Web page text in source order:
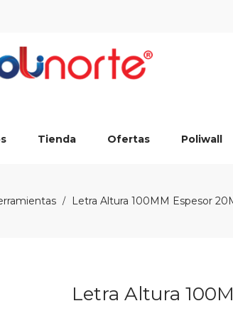
Tienda Ofertas Poliwall
/ Letra Altura 100MM Espesor
Letra Altura